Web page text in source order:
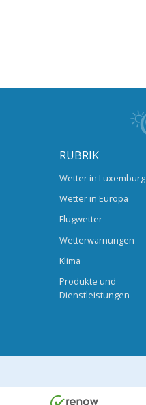
RUBRIK
Wetter in Luxemburg
Wetter in Europa
Flugwetter
Wetterwarnungen
Klima
Produkte und
Dienstleistungen